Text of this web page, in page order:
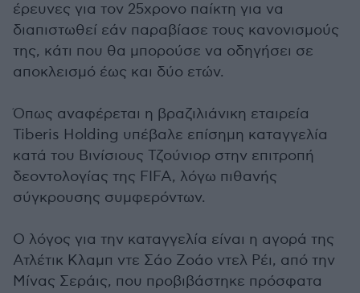
έρευνες για τον 25χρονο παίκτη για να
διαπιστωθεί εάν παραβίασε τους κανονισμούς
της, κάτι που θα μπορούσε να οδηγήσει σε
αποκλεισμό έως και δύο ετών.
Όπως αναφέρεται η βραζιλιάνικη εταιρεία
Tiberis Holding υπέβαλε επίσημη καταγγελία
κατά του Βινίσιους Τζούνιορ στην επιτροπή
δεοντολογίας της FIFA, λόγω πιθανής
σύγκρουσης συμφερόντων.
Ο λόγος για την καταγγελία είναι η αγορά της
Ατλέτικ Κλαμπ ντε Σάο Ζοάο ντελ Ρέι, από την
Μίνας Σεράις, που προβιβάστηκε πρόσφατα